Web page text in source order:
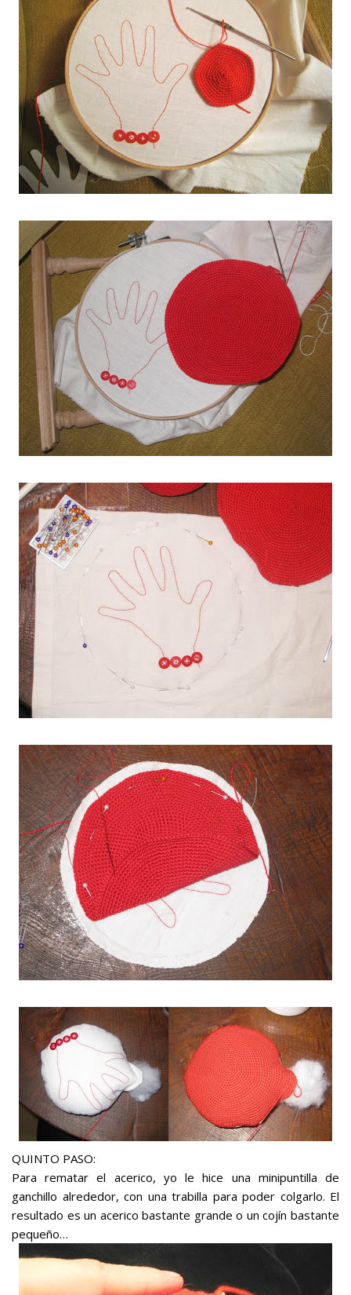
QUINTO PASO:
Para rematar el acerico, yo le hice una minipuntilla de
ganchillo alrededor, con una trabilla para poder colgarlo. El
resultado es un acerico bastante grande o un cojín bastante
pequeño…